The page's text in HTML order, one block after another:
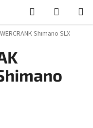
Hledat
KOŠÍK
Shimano SLX